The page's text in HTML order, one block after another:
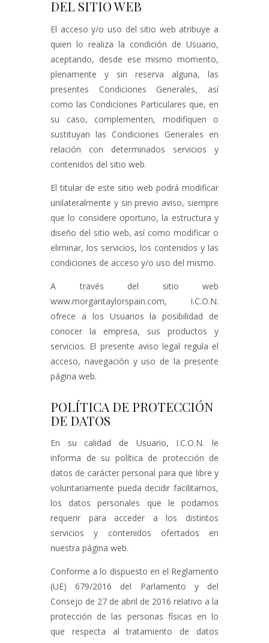
DEL SITIO WEB
El acceso y/o uso del sitio web atribuye a
quien lo realiza la condición de Usuario,
aceptando, desde ese mismo momento,
plenamente y sin reserva alguna, las
presentes Condiciones Generales, así
como las Condiciones Particulares que, en
su caso, complementen, modifiquen o
sustituyan las Condiciones Generales en
relación con determinados servicios y
contenidos del sitio web.
El titular de este sitio web podrá modificar
unilateralmente y sin previo aviso, siempre
que lo considere oportuno, la estructura y
diseño del sitio web, así como modificar o
eliminar, los servicios, los contenidos y las
condiciones de acceso y/o uso del mismo.
A través del sitio web
www.morgantaylorspain.com, I.C.O.N.
ofrece a los Usuarios la posibilidad de
conocer la empresa, sus productos y
servicios. El presente aviso legal regula el
acceso, navegación y uso de la presente
página web.
POLÍTICA DE PROTECCIÓN
DE DATOS
En su calidad de Usuario, I.C.O.N. le
informa de su política de protección de
datos de carácter personal para que libre y
voluntariamente pueda decidir facilitarnos,
los datos personales que le podamos
requerir para acceder a los distintos
servicios y contenidos ofertados en
nuestra página web.
Conforme a lo dispuesto en el Reglamento
(UE) 679/2016 del Parlamento y del
Consejo de 27 de abril de 2016 relativo a la
protección de las personas físicas en lo
que respecta al tratamiento de datos